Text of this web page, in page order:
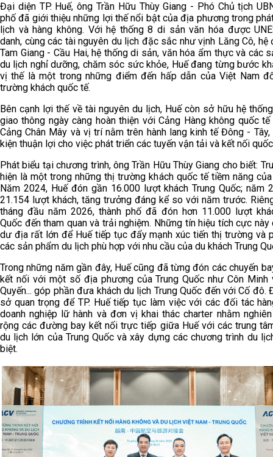
Đại diện TP. Huế, ông Trần Hữu Thùy Giang - Phó Chủ tịch
phố đã giới thiệu những lợi thế nổi bật của địa phương trong
lịch và hàng không. Với hệ thống 8 di sản văn hóa được
danh, cùng các tài nguyên du lịch đặc sắc như vịnh Lăng Cô, hệ
Tam Giang - Cầu Hai, hệ thống di sản, văn hóa ẩm thực và các
du lịch nghỉ dưỡng, chăm sóc sức khỏe, Huế đang từng bước
vị thế là một trong những điểm đến hấp dẫn của Việt Nam
trường khách quốc tế.
Bên cạnh lợi thế về tài nguyên du lịch, Huế còn sở hữu hệ
giao thông ngày càng hoàn thiện với Cảng Hàng không quốc tế
Cảng Chân Mây và vị trí nằm trên hành lang kinh tế Đông -
kiện thuận lợi cho việc phát triển các tuyến vận tải và kết nối
Phát biểu tại chương trình, ông Trần Hữu Thùy Giang cho biết:
hiện là một trong những thị trường khách quốc tế tiềm năng của
Năm 2024, Huế đón gần 16.000 lượt khách Trung Quốc; năm
21.154 lượt khách, tăng trưởng đáng kể so với năm trước.
tháng đầu năm 2026, thành phố đã đón hơn 11.000 lượt
Quốc đến tham quan và trải nghiệm. Những tín hiệu tích cực này
dư địa rất lớn để Huế tiếp tục đẩy mạnh xúc tiến thị trường và
các sản phẩm du lịch phù hợp với nhu cầu của du khách Trung
Trong những năm gần đây, Huế cũng đã từng đón các chuyến
kết nối với một số địa phương của Trung Quốc như Côn Minh
Quyến... góp phần đưa khách du lịch Trung Quốc đến với Cố đô.
sở quan trọng để TP. Huế tiếp tục làm việc với các đối tác
doanh nghiệp lữ hành và đơn vị khai thác charter nhằm
rộng các đường bay kết nối trực tiếp giữa Huế với các trung
du lịch lớn của Trung Quốc và xây dựng các chương trình du
biệt.